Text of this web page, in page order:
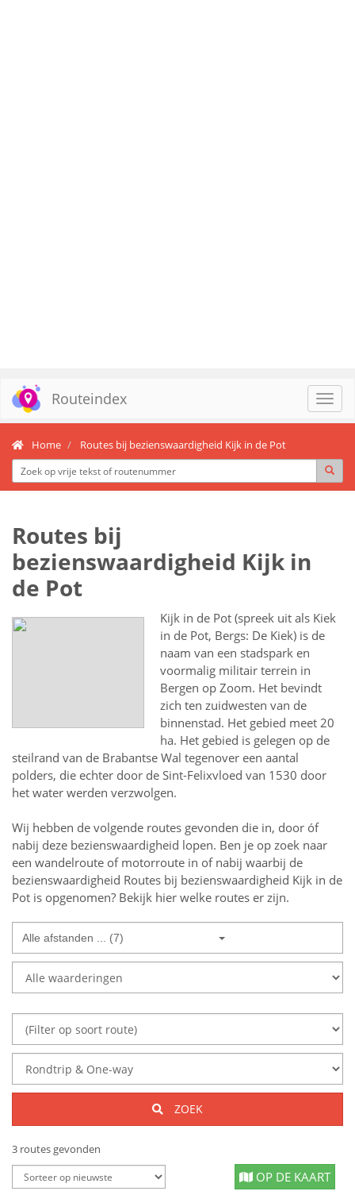
Routeindex
Home Routes bij bezienswaardigheid Kijk in de Pot
Routes bij
bezienswaardigheid Kijk in
de Pot
Kijk in de Pot (spreek uit als Kiek
in de Pot, Bergs: De Kiek) is de
naam van een stadspark en
voormalig militair terrein in
Bergen op Zoom. Het bevindt
zich ten zuidwesten van de
binnenstad. Het gebied meet 20
ha. Het gebied is gelegen op de
steilrand van de Brabantse Wal tegenover een aantal
polders, die echter door de Sint-Felixvloed van 1530 door
het water werden verzwolgen.
Wij hebben de volgende routes gevonden die in, door óf
nabij deze bezienswaardigheid lopen. Ben je op zoek naar
een wandelroute of motorroute in of nabij waarbij de
bezienswaardigheid Routes bij bezienswaardigheid Kijk in de
Pot is opgenomen? Bekijk hier welke routes er zijn.
Alle afstanden ... (7)
ZOEK
3 routes gevonden
OP DE KAART